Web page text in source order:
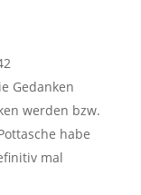
Gedanken
werden bzw.
habe
mal